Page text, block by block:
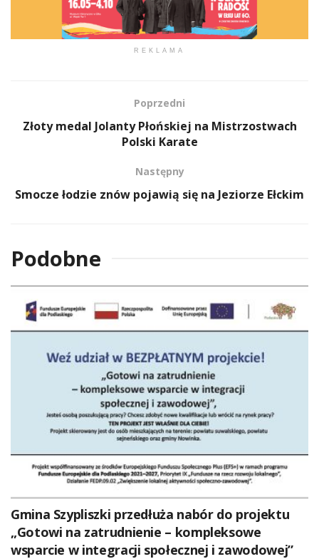
REKLAMA
Poprzedni
Złoty medal Jolanty Płońskiej na Mistrzostwach
Polski Karate
Następny
Smocze łodzie znów pojawią się na Jeziorze Ełckim
Podobne
Gmina Szypliszki przedłuża nabór do projektu
„Gotowi na zatrudnienie – kompleksowe
wsparcie w integracji społecznej i zawodowej”